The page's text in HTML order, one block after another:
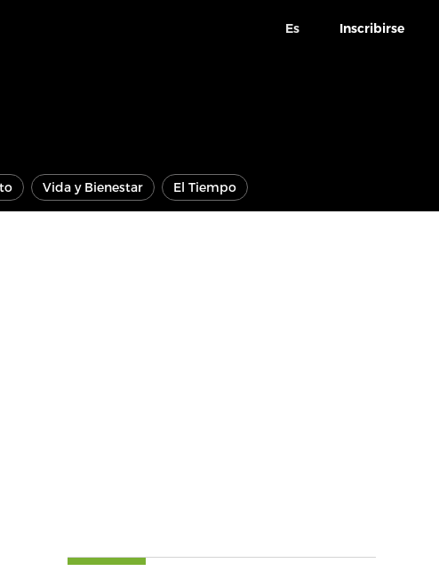
Es Inscribirse
Vida y Bienestar El Tiempo